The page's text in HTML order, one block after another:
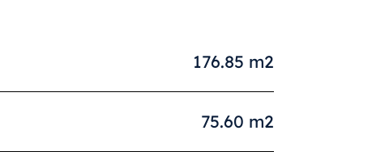
176.85 m2
75.60 m2